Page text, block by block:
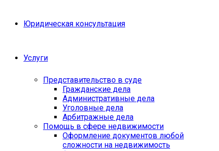
Юридическая консультация
Услуги
Представительство в суде
Гражданские дела
Административные дела
Уголовные дела
Арбитражные дела
Помощь в сфере недвижимости
Оформление документов любой
сложности на недвижимость